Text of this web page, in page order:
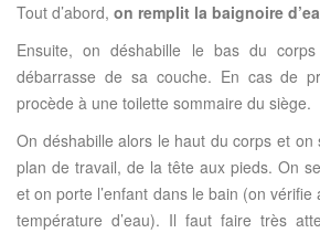
Tout d’abord, on remplit la baignoire
Ensuite, on déshabille le bas du
débarrasse de sa couche. En cas de
procède à une toilette sommaire du siège.
On déshabille alors le haut du corps et on
plan de travail, de la tête aux pieds. On
et on porte l’enfant dans le bain (on vérifie
température d’eau). Il faut faire très